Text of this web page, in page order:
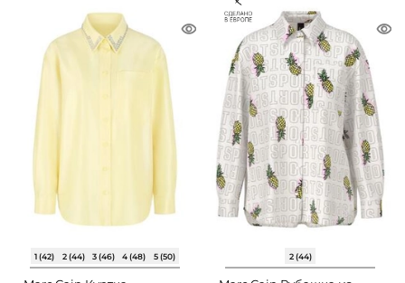
1 (42) 2 (44) 3 (46) 4 (48) 5 (50) 2 (44)